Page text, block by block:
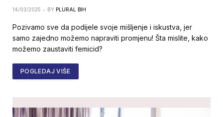
14/03/2025 BY PLURAL BIH
Pozivamo sve da podijele svoje mišljenje i iskustva, jer
samo zajedno možemo napraviti promjenu! Šta mislite, kako
možemo zaustaviti femicid?
POGLEDAJ VIŠE